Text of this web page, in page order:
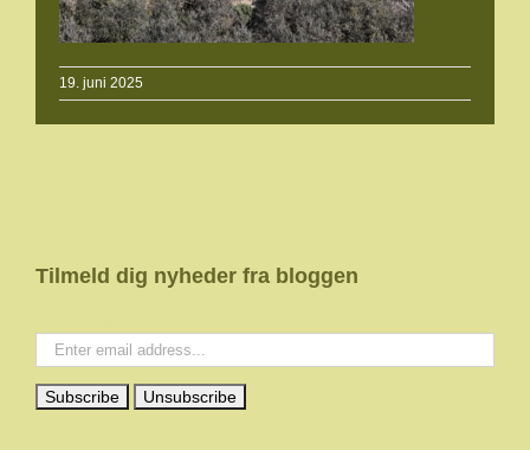
19. juni 2025
Tilmeld dig nyheder fra bloggen